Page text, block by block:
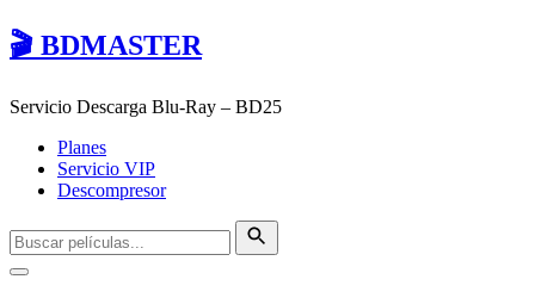
🎬 BDMASTER
Servicio Descarga Blu-Ray – BD25
Planes
Servicio VIP
Descompresor